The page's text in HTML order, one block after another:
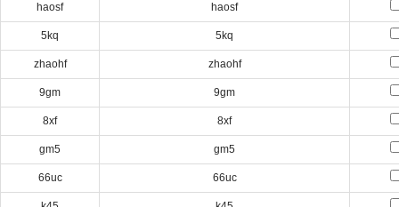
haosf haosf
5kq 5kq
zhaohf zhaohf
9gm 9gm
8xf 8xf
gm5 gm5
66uc 66uc